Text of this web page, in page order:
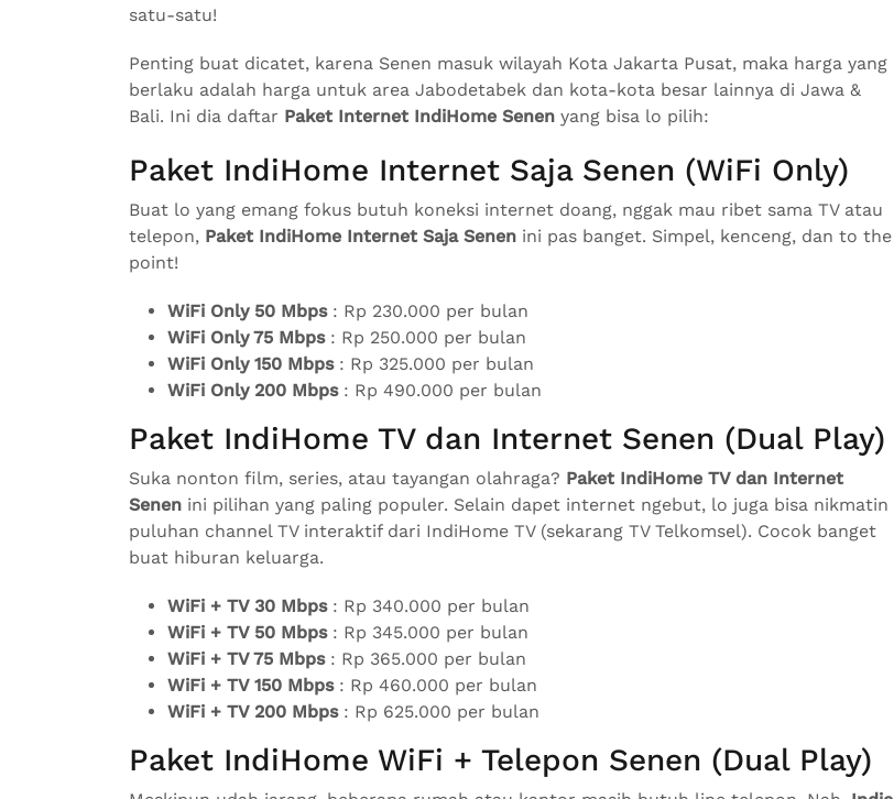
satu-satu!
Penting buat dicatet, karena Senen masuk wilayah Kota Jakarta Pusat, maka harga yang
berlaku adalah harga untuk area Jabodetabek dan kota-kota besar lainnya di Jawa &
Bali. Ini dia daftar Paket Internet IndiHome Senen yang bisa lo pilih:
Paket IndiHome Internet Saja Senen (WiFi Only)
Buat lo yang emang fokus butuh koneksi internet doang, nggak mau ribet sama TV atau
telepon, Paket IndiHome Internet Saja Senen ini pas banget. Simpel, kenceng, dan to the
point!
WiFi Only 50 Mbps: Rp 230.000 per bulan
WiFi Only 75 Mbps: Rp 250.000 per bulan
WiFi Only 150 Mbps: Rp 325.000 per bulan
WiFi Only 200 Mbps: Rp 490.000 per bulan
Paket IndiHome TV dan Internet Senen (Dual Play)
Suka nonton film, series, atau tayangan olahraga? Paket IndiHome TV dan Internet
Senen ini pilihan yang paling populer. Selain dapet internet ngebut, lo juga bisa nikmatin
puluhan channel TV interaktif dari IndiHome TV (sekarang TV Telkomsel). Cocok banget
buat hiburan keluarga.
WiFi + TV 30 Mbps: Rp 340.000 per bulan
WiFi + TV 50 Mbps: Rp 345.000 per bulan
WiFi + TV 75 Mbps: Rp 365.000 per bulan
WiFi + TV 150 Mbps: Rp 460.000 per bulan
WiFi + TV 200 Mbps: Rp 625.000 per bulan
Paket IndiHome WiFi + Telepon Senen (Dual Play)